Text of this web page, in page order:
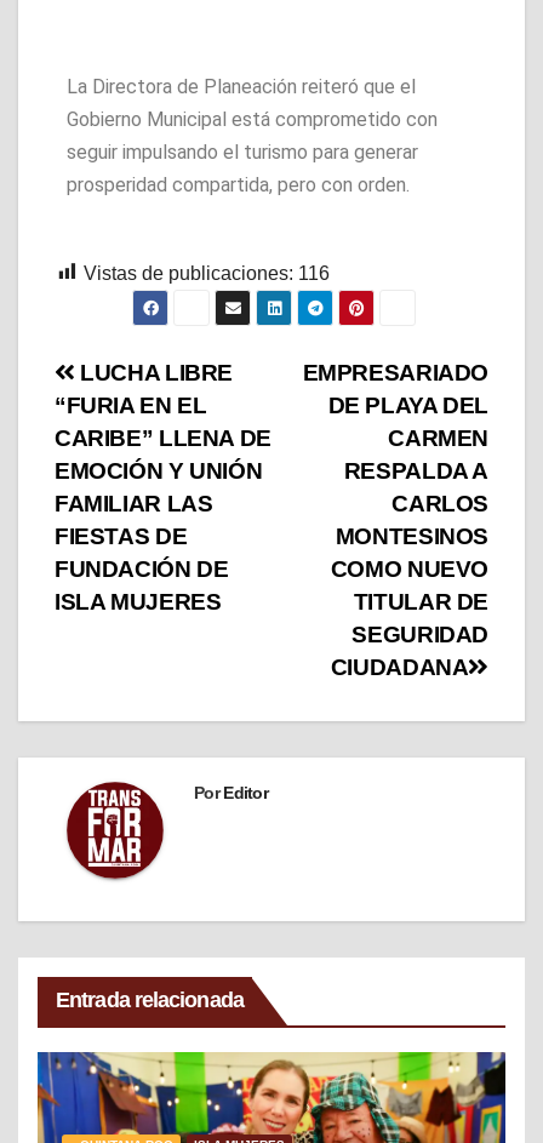
La Directora de Planeación reiteró que el
Gobierno Municipal está comprometido con
seguir impulsando el turismo para generar
prosperidad compartida, pero con orden.
Vistas de publicaciones: 116
EMPRESARIADO
DE PLAYA DEL
CARMEN
RESPALDA A
CARLOS
MONTESINOS
COMO NUEVO
TITULAR DE
SEGURIDAD
CIUDADANA
LUCHA LIBRE
“FURIA EN EL
CARIBE” LLENA DE
EMOCIÓN Y UNIÓN
FAMILIAR LAS
FIESTAS DE
FUNDACIÓN DE
ISLA MUJERES
PorEditor
Entrada relacionada